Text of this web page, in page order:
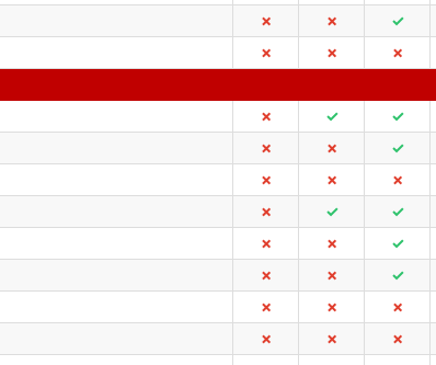
✗ ✗ ✓
✗ ✗ ✗
✗ ✓ ✓
✗ ✗ ✓
✗ ✗ ✗
✗ ✓ ✓
✗ ✗ ✓
✗ ✗ ✓
✗ ✗ ✗
✗ ✗ ✗